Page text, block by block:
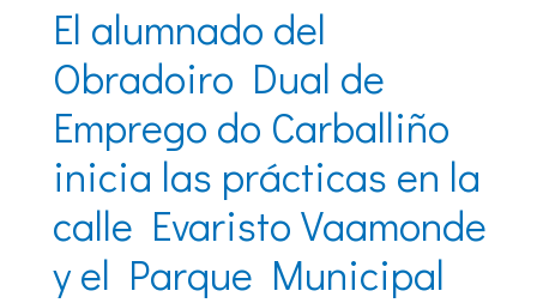
El alumnado del
Obradoiro Dual de
Emprego do Carballiño
inicia las prácticas en la
calle Evaristo Vaamonde
y el Parque Municipal